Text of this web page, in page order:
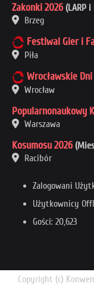
Zakonki 2026 (LARP i
Brzeg
Festiwal Gier i
Piła
Wrocławskie
Wrocław
Popularnonaukowy
Warszawa
Kosumosu 2026
Racibór
Zalogowani
Użytkownicy
Gości: 20,623
Copyright (c)